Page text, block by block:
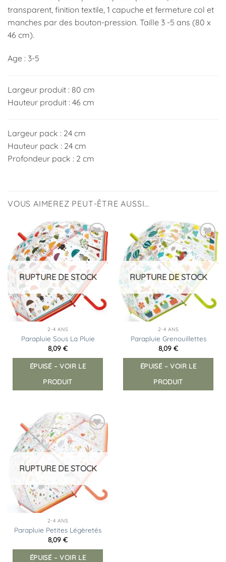
transparent, finition textile, 1 capuche et fermeture col et
manches par des bouton-pression. Taille 3 -5 ans (80 x
46 cm).
Age : 3-5
Largeur produit : 80 cm
Hauteur produit : 46 cm
Largeur pack : 24 cm
Hauteur pack : 24 cm
Profondeur pack : 2 cm
VOUS AIMEREZ PEUT-ÊTRE AUSSI…
Ajouter
à la
liste
d’envies
RUPTURE DE STOCK
2-4 ANS
Parapluie Sous La Pluie
8,09 €
ÉPUISÉ – VOIR LE
PRODUIT
Ajouter
à la
liste
d’envies
RUPTURE DE STOCK
2-4 ANS
Parapluie Grenouillettes
8,09 €
ÉPUISÉ – VOIR LE
PRODUIT
Ajouter
à la
liste
d’envies
RUPTURE DE STOCK
2-4 ANS
Parapluie Petites Légèretés
8,09 €
ÉPUISÉ – VOIR LE